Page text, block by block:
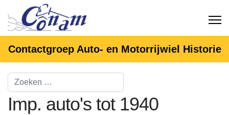
Contactgroep Auto- en Motorrijwiel Historie
Imp. auto's tot 1940